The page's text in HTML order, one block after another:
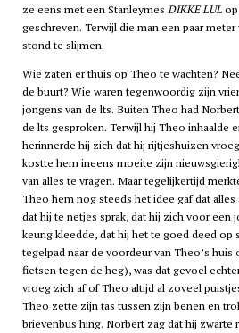
ze eens met een Stanleymes DIKKE LULop
geschreven. Terwijl die man een paar
stond te slijmen.
Wie zaten er thuis op Theo te wachten?
de buurt? Wie waren tegenwoordig zijn
jongens van de lts. Buiten Theo had
de lts gesproken. Terwijl hij Theo inhaalde
herinnerde hij zich dat hij rijtjeshuizen
kostte hem ineens moeite zijn
van alles te vragen. Maar tegelijkertijd
Theo hem nog steeds het idee gaf dat alles
dat hij te netjes sprak, dat hij zich voor een
keurig kleedde, dat hij het te goed deed op
tegelpad naar de voordeur van Theo’s huis
fietsen tegen de heg), was dat gevoel
vroeg zich af of Theo altijd al zoveel
Theo zette zijn tas tussen zijn benen en
brievenbus hing. Norbert zag dat hij zwarte